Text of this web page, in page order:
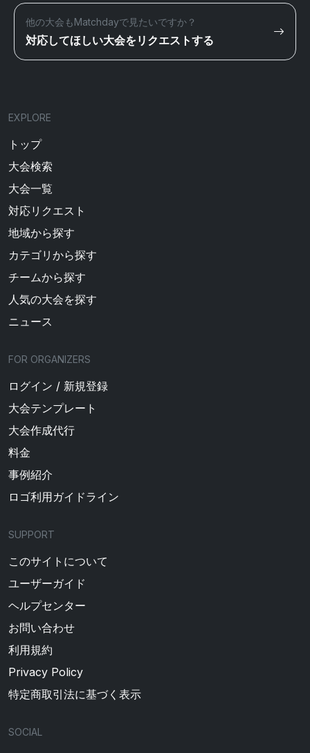
他の大会もMatchdayで見たいですか？
対応してほしい大会をリクエストする
EXPLORE
トップ
大会検索
大会一覧
対応リクエスト
地域から探す
カテゴリから探す
チームから探す
人気の大会を探す
ニュース
FOR ORGANIZERS
ログイン / 新規登録
大会テンプレート
大会作成代行
料金
事例紹介
ロゴ利用ガイドライン
SUPPORT
このサイトについて
ユーザーガイド
ヘルプセンター
お問い合わせ
利用規約
Privacy Policy
特定商取引法に基づく表示
SOCIAL